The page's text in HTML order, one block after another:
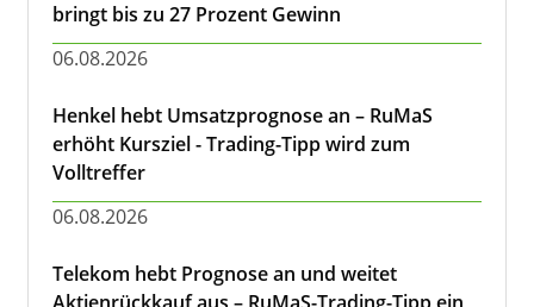
bringt bis zu 27 Prozent Gewinn
06.08.2026
Henkel hebt Umsatzprognose an – RuMaS
erhöht Kursziel - Trading-Tipp wird zum
Volltreffer
06.08.2026
Telekom hebt Prognose an und weitet